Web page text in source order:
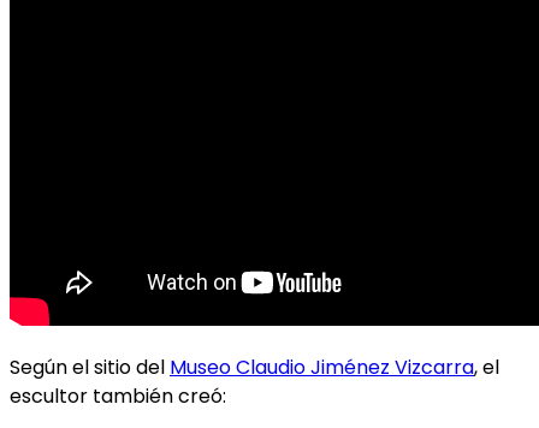
Según el sitio del Museo Claudio Jiménez Vizcarra, el
escultor también creó: